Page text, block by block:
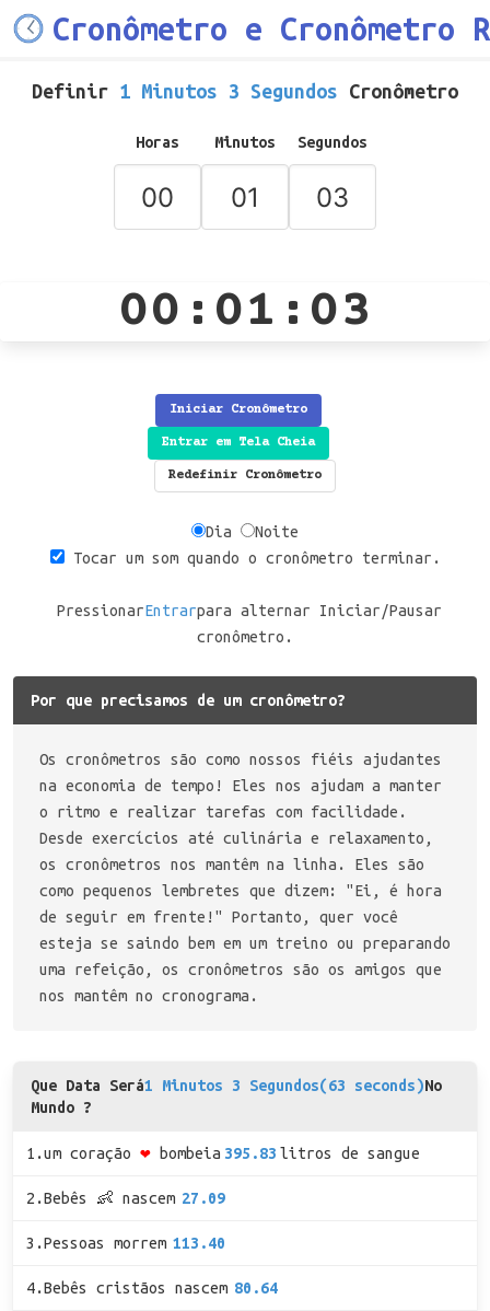
Cronômetro e Cronômetro
Definir 1 Minutos 3 Segundos Cronômetro
Horas Minutos Segundos
00:01:03
Iniciar Cronômetro
Entrar em Tela Cheia
Redefinir Cronômetro
Dia
Noite
Tocar um som quando o cronômetro terminar.
PressionarEntrarpara alternar Iniciar/Pausar
cronômetro.
Por que precisamos de um cronômetro?
Os cronômetros são como nossos fiéis ajudantes
na economia de tempo! Eles nos ajudam a manter
o ritmo e realizar tarefas com facilidade.
Desde exercícios até culinária e relaxamento,
os cronômetros nos mantêm na linha. Eles são
como pequenos lembretes que dizem: "Ei, é hora
de seguir em frente!" Portanto, quer você
esteja se saindo bem em um treino ou preparando
uma refeição, os cronômetros são os amigos que
nos mantêm no cronograma.
Que Data Será1 Minutos 3 Segundos(63 seconds)No
Mundo ?
1.um coração ❤ bombeia 395.83 litros de sangue
2.Bebês 👶 nascem 27.09
3.Pessoas morrem 113.40
4.Bebês cristãos nascem 80.64